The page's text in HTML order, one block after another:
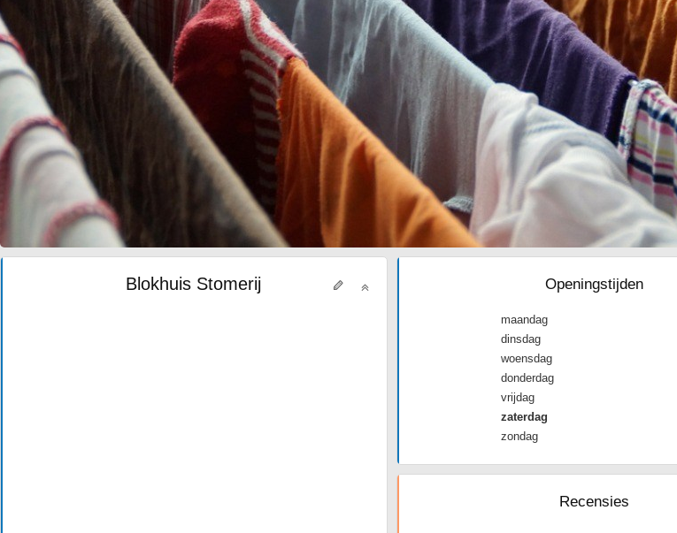
Blokhuis Stomerij Openingstijden
maandag
dinsdag
woensdag
donderdag
vrijdag
zaterdag
zondag
Recensies